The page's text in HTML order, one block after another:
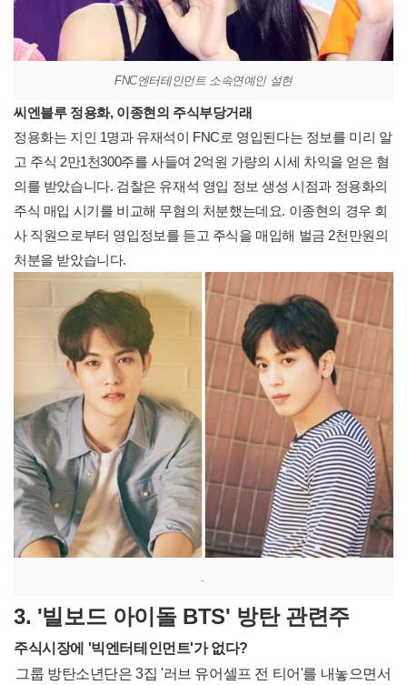
FNC엔터테인먼트 소속연예인 설현
씨엔블루 정용화, 이종현의 주식부당거래
정용화는 지인 1명과 유재석이 FNC로 영입된다는 정보를 미리 알
고 주식 2만1천300주를 사들여 2억원 가량의 시세 차익을 얻은 혐
의를 받았습니다. 검찰은 유재석 영입 정보 생성 시점과 정용화의
주식 매입 시기를 비교해 무혐의 처분했는데요. 이종현의 경우 회
사 직원으로부터 영입정보를 듣고 주식을 매입해 벌금 2천만원의
처분을 받았습니다.
3. '빌보드 아이돌 BTS' 방탄 관련주
주식시장에 '빅엔터테인먼트'가 없다?
그룹 방탄소년단은 3집 '러브 유어셀프 전 티어'를 내놓으면서